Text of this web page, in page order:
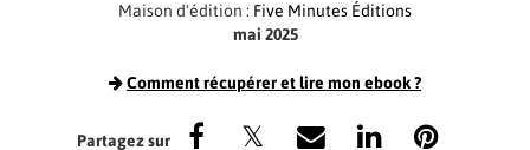
Maison d'édition : Five Minutes Éditions
mai 2025
Comment récupérer et lire mon ebook ?